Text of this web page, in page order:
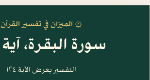
۞ الميزان في تفسير القرآن
سورة البقرة، آية ١٢٤
التفسير يعرض الآية ١٢٤